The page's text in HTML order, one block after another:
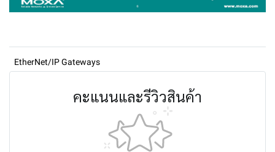
EtherNet/IP Gateways
คะแนนและรีวิวสินค้า